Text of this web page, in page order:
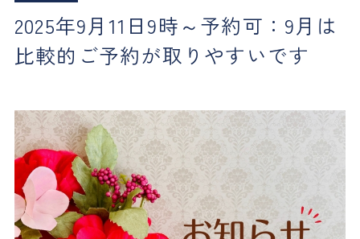
2025年9月11日9時～予約可：9月は
比較的ご予約が取りやすいです